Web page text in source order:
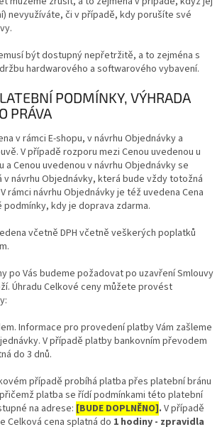
nevyužíváte, či v případě, kdy porušíte své
být dostupný nepřetržitě, a to zejména s
hardwarového a softwarového vybavení.
PODMÍNKY, VÝHRADA
PRÁVA
v rámci E-shopu, v návrhu Objednávky a
V případě rozporu mezi Cenou uvedenou u
a Cenou uvedenou v návrhu Objednávky se
v návrhu Objednávky, která bude vždy totožná
rámci návrhu Objednávky je též uvedena Cena
kdy je doprava zdarma.
včetně DPH včetně veškerých poplatků
po Vás budeme požadovat po uzavření Smlouvy
Úhradu Celkové ceny můžete provést
Informace pro provedení platby Vám zašleme
V případě platby bankovním převodem
do 3 dnů.
případě probíhá platba přes platební bránu
platba se řídí podmínkami této platební
na adrese: [BUDE DOPLNĚNO]. V případě
Celková cena splatná do 1 hodiny - zpravidla